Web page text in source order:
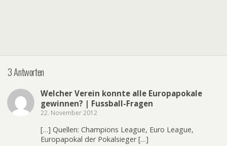
3 Antworten
Welcher Verein konnte alle Europapokale
gewinnen? | Fussball-Fragen
22. November 2012
[…] Quellen: Champions League, Euro League,
Europapokal der Pokalsieger […]